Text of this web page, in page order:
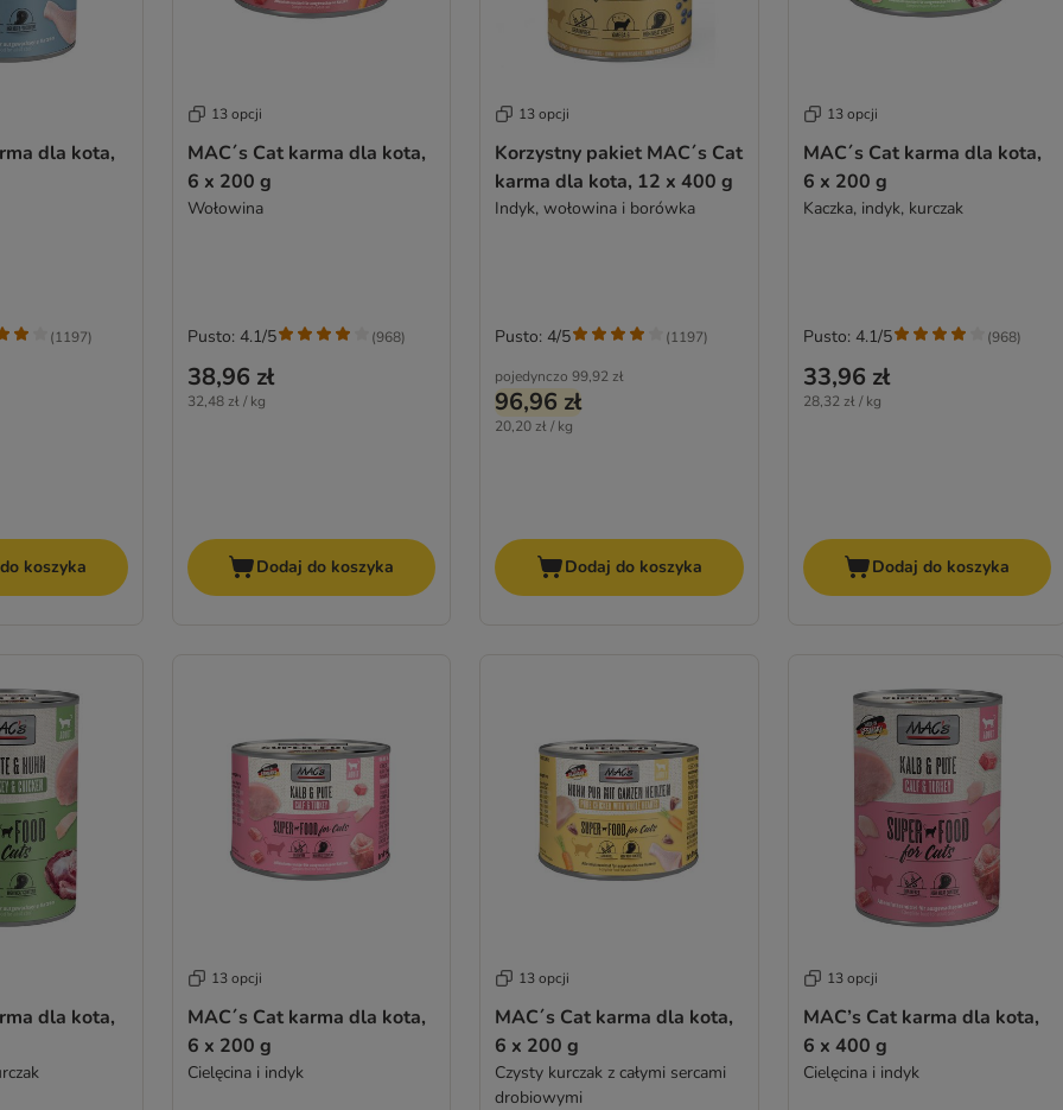
dla kota,
(1197)
koszyka
13 opcji
MAC´s Cat karma dla kota,
6 x 200 g
Wołowina
38,96 zł
32,48 zł / kg
Pusto: 4.1/5 (968)
Dodaj do koszyka
13 opcji
Korzystny pakiet MAC´s Cat
karma dla kota, 12 x 400 g
Indyk, wołowina i borówka
pojedynczo 99,92 zł
96,96 zł
20,20 zł / kg
Pusto: 4/5 (1197)
Dodaj do koszyka
13 opcji
MAC´s Cat karma dla kota,
6 x 200 g
Kaczka, indyk, kurczak
33,96 zł
28,32 zł / kg
Pusto: 4.1/5 (968)
Dodaj do koszyka
dla kota,
13 opcji
MAC´s Cat karma dla kota,
6 x 200 g
Cielęcina i indyk
13 opcji
MAC´s Cat karma dla kota,
6 x 200 g
Czysty kurczak z całymi sercami
drobiowymi
13 opcji
MAC’s Cat karma dla kota,
6 x 400 g
Cielęcina i indyk